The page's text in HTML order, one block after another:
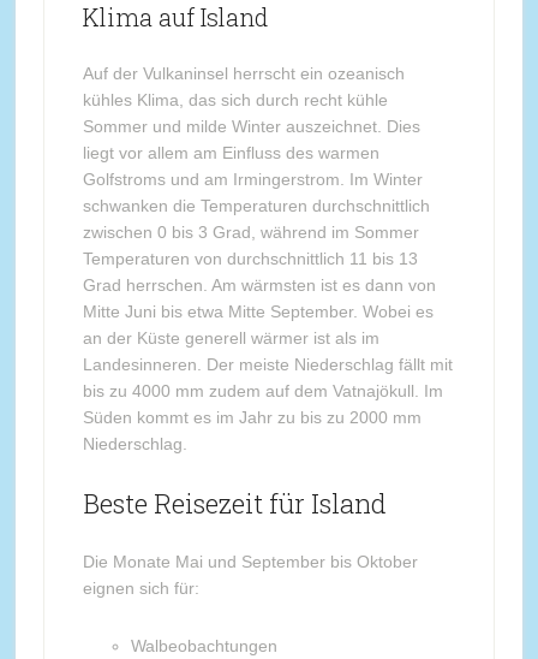
Klima auf Island
Auf der Vulkaninsel herrscht ein ozeanisch
kühles Klima, das sich durch recht kühle
Sommer und milde Winter auszeichnet. Dies
liegt vor allem am Einfluss des warmen
Golfstroms und am Irmingerstrom. Im Winter
schwanken die Temperaturen durchschnittlich
zwischen 0 bis 3 Grad, während im Sommer
Temperaturen von durchschnittlich 11 bis 13
Grad herrschen. Am wärmsten ist es dann von
Mitte Juni bis etwa Mitte September. Wobei es
an der Küste generell wärmer ist als im
Landesinneren. Der meiste Niederschlag fällt mit
bis zu 4000 mm zudem auf dem Vatnajökull. Im
Süden kommt es im Jahr zu bis zu 2000 mm
Niederschlag.
Beste Reisezeit für Island
Die Monate Mai und September bis Oktober
eignen sich für:
Walbeobachtungen